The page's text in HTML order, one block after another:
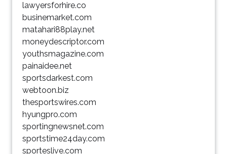
lawyersforhire.co
businemarket.com
matahari88play.net
moneydescriptor.com
youthsmagazine.com
painaidee.net
sportsdarkest.com
webtoon.biz
thesportswires.com
hyungpro.com
sportingnewsnet.com
sportstime24day.com
sporteslive.com